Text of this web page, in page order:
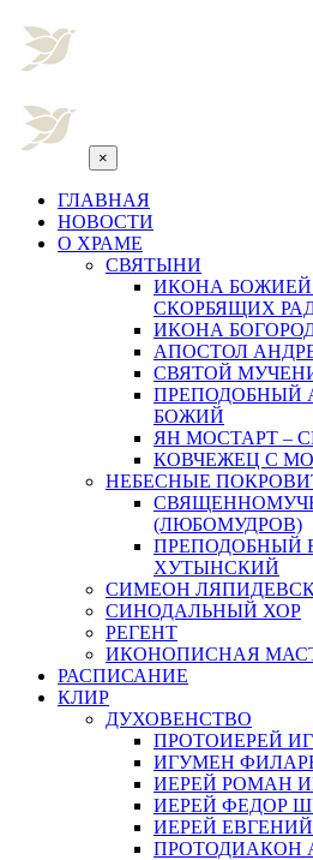
×
ГЛАВНАЯ
НОВОСТИ
О ХРАМЕ
СВЯТЫНИ
ИКОНА БОЖИЕЙ
СКОРБЯЩИХ
ИКОНА
АПОСТОЛ
СВЯТОЙ
ПРЕПОДОБНЫЙ
БОЖИЙ
ЯН МОСТАРТ –
КОВЧЕЖЕЦ С
НЕБЕСНЫЕ
(ЛЮБОМУДРОВ)
ПРЕПОДОБНЫЙ
ХУТЫНСКИЙ
СИМЕОН
СИНОДАЛЬНЫЙ ХОР
РЕГЕНТ
ИКОНОПИСНАЯ
РАСПИСАНИЕ
КЛИР
ДУХОВЕНСТВО
ПРОТОИЕРЕЙ
ИГУМЕН
ИЕРЕЙ РОМАН
ИЕРЕЙ ФЕДОР
ИЕРЕЙ
ПРОТОДИАКОН